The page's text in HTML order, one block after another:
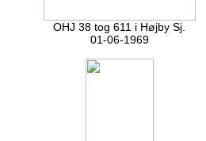
OHJ 38 tog 611 i Højby Sj.
01-06-1969